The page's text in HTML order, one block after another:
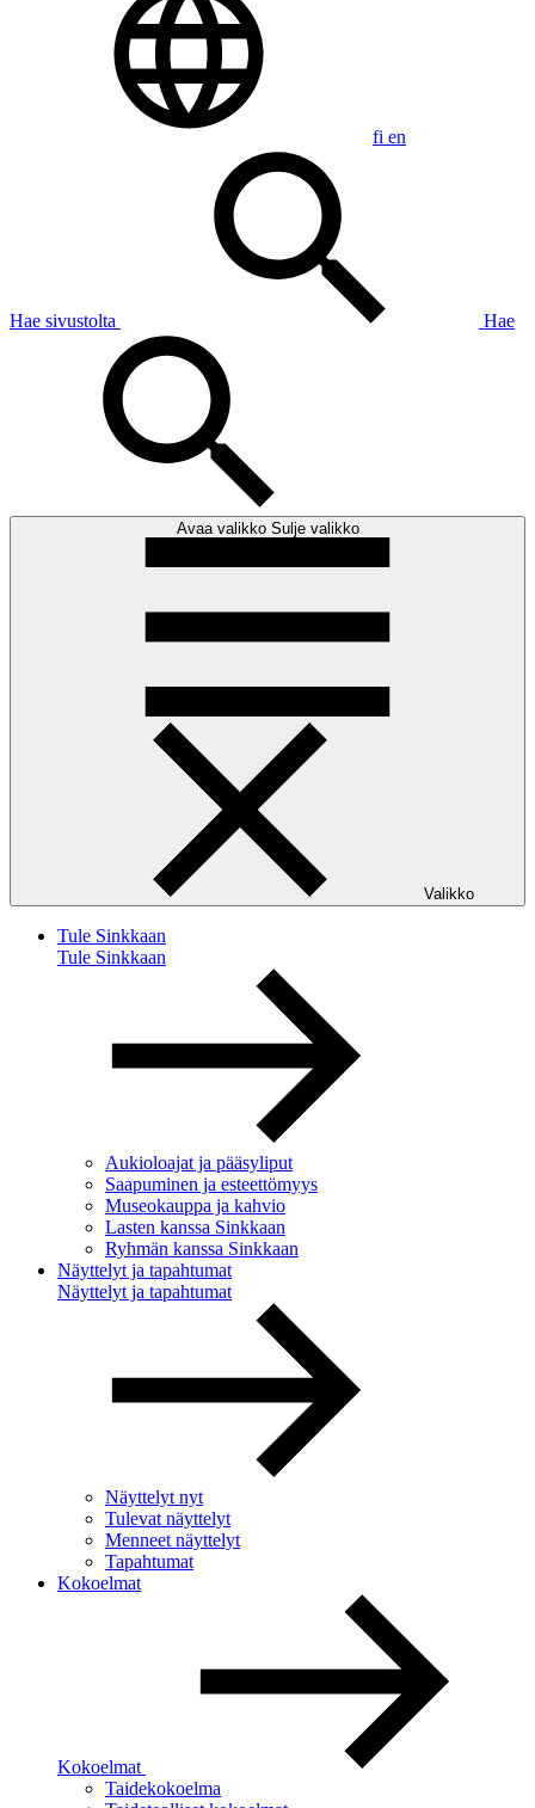
fi en
Hae sivustolta Hae
Avaa valikko Sulje valikko
Valikko
Tule Sinkkaan
Tule Sinkkaan
Aukioloajat ja pääsyliput
Saapuminen ja esteettömyys
Museokauppa ja kahvio
Lasten kanssa Sinkkaan
Ryhmän kanssa Sinkkaan
Näyttelyt ja tapahtumat
Näyttelyt ja tapahtumat
Näyttelyt nyt
Tulevat näyttelyt
Menneet näyttelyt
Tapahtumat
Kokoelmat
Kokoelmat
Taidekokoelma